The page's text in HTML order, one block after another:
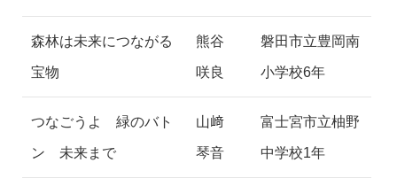
森林は未来につながる
宝物
熊谷
咲良
磐田市立豊岡南
小学校6年
つなごうよ 緑のバト
ン 未来まで
山﨑
琴音
富士宮市立柚野
中学校1年